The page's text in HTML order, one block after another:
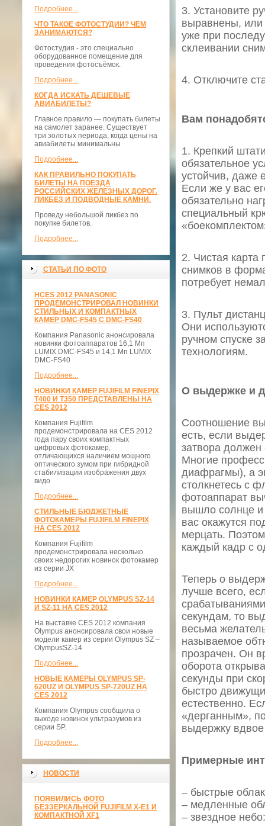
Подробнее...
ЧТО ТАКОЕ ФОТОСТУДИИ? ЧЕМ
ЗАНИМАЮТСЯ?
Фотостудия - это специально
оборудованное помещение для
проведения фотосъёмок.
Подробнее...
КОГДА ИСКАТЬ ДЕШЕВЫЕ
АВИАБИЛЕТЫ?
Главное правило — покупать билеты
на самолет заранее. Существует
три золотых периода, когда цены на
авиабилеты минимальны
Подробнее...
КАК ПРАВИЛЬНО ПОКУПАТЬ
БИЛЕТЫ НА ПОЕЗДА
РОССИЙСКИХ ЖЕЛЕЗНЫХ ДОРОГ.
ЛИКБЕЗ И ПОДВОДНЫЕ КАМНИ.
Проведу небольшой ликбез по
покупке билетов.
Подробнее...
СТАТЬИ ПО ФОТО
НCES 2012 PANASONIC
ПРОДЕМОНСТРИРОВАЛ НОВИНКИ
СТИЛЬНЫХ И КОМПАКТНЫХ
КАМЕР DMC-FS45 С DMC-FS40
Компания Panasonic анонсировала
новинки фотоаппаратов 16,1 Мп
LUMIX DMC-FS45 и 14,1 Мп LUMIX
DMC-FS40
Подробнее...
НОВИНКИ КАМЕР FUJIFILM FINEPIX
T400 И T350 ПРЕДСТАВЛЕНЫ НА
CES 2012
Компания Fujifilm
продемонстрировала на CES 2012
года пару своих компактных
цифровых фотокамер,
отличающихся наличием мощного
оптического зумом при гибридной
стабилизации изображения двух
видо
Подробнее...
СТИЛЬНЫЕ БЮДЖЕТНЫЕ
ФОТОКАМЕРЫ FUJIFILM FINEPIX
НА CES 2012
Компания Fujifilm
продемонстрировала несколько
своих недорогих новинок фотокамер
из серии JX
Подробнее...
НОВИНКИ КАМЕР OLYMPUS SZ-14
И SZ-11 НА CES 2012
На выставке CES 2012 компания
Olympus анонсировала свои новые
модели камер из серии Olympus SZ –
OlympusSZ-14
Подробнее...
НОВЫЕ КАМЕРЫ OLYMPUS SP-
620UZ И OLYMPUS SP-720UZ НА
CES 2012
Компания Olympus сообщила о
выходе новинок ультразумов из
серии SP.
Подробнее...
НОВОСТИ
ПОЯВИЛИСЬ ФОТО
БЕЗЗЕРКАЛЬНОЙ FUJIFILM X-E1 И
КОМПАКТНОЙ XF1
3. Установите
выравнены, или
уже при
склеивании
4. Отключите
Вам
1. Крепкий
обязательное
устойчив, даже
Если же у вас
обязательно
специальный
2. Чистая
снимков в
потребует
3. Пульт
Они
ручном спуске
технологиям.
О выдержке и
Соотношение
есть, если
затвора должен
Многие
диафрагмы), а
столкнетесь с
фотоаппарат
вышло солнце и
вас окажутся
мерцать.
каждый кадр с
Теперь о
лучше всего,
секундам, то
весьма
называемое
прозрачен. Он
оборота
секунды при
быстро
естественно.
«дерганным»,
выдержку
Примерные
– быстрые
– медленные
– звездное